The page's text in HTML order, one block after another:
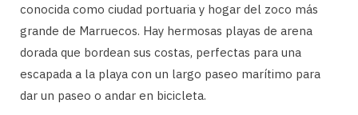
conocida como ciudad portuaria y hogar del zoco más
grande de Marruecos. Hay hermosas playas de arena
dorada que bordean sus costas, perfectas para una
escapada a la playa con un largo paseo marítimo para
dar un paseo o andar en bicicleta.